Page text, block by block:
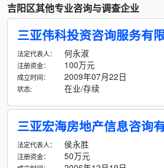
吉阳区其他专业咨询与调查企业
三亚伟科投资咨询服务有
法定代表人： 何永淑
注册资金： 100万元
成立时间： 2009年07月22日
状态: 在业/存续
三亚宏海房地产信息咨询
法定代表人： 侯永胜
注册资金： 50万元